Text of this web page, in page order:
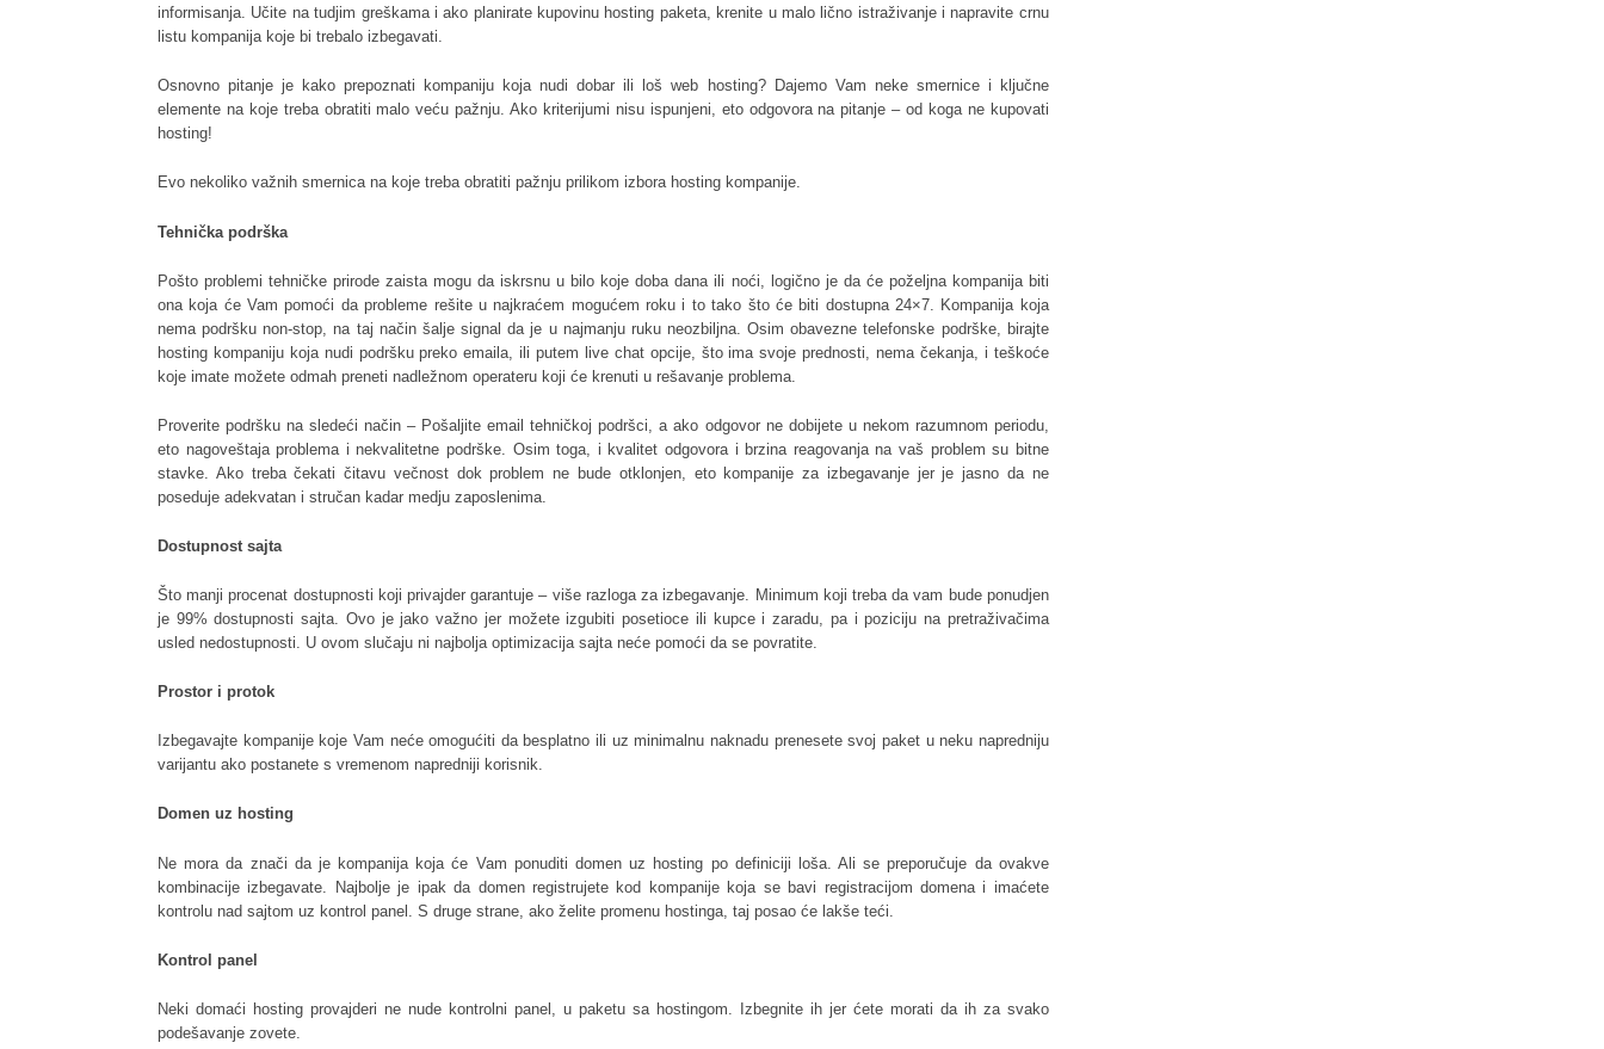
informisanja. Učite na tudjim greškama i ako planirate kupovinu hosting paketa, krenite u malo lično istraživanje i napravite crnu
listu kompanija koje bi trebalo izbegavati.
Osnovno pitanje je kako prepoznati kompaniju koja nudi dobar ili loš web hosting? Dajemo Vam neke smernice i ključne
elemente na koje treba obratiti malo veću pažnju. Ako kriterijumi nisu ispunjeni, eto odgovora na pitanje – od koga ne kupovati
hosting!
Evo nekoliko važnih smernica na koje treba obratiti pažnju prilikom izbora hosting kompanije.
Tehnička podrška
Pošto problemi tehničke prirode zaista mogu da iskrsnu u bilo koje doba dana ili noći, logično je da će poželjna kompanija biti
ona koja će Vam pomoći da probleme rešite u najkraćem mogućem roku i to tako što će biti dostupna 24×7. Kompanija koja
nema podršku non-stop, na taj način šalje signal da je u najmanju ruku neozbiljna. Osim obavezne telefonske podrške, birajte
hosting kompaniju koja nudi podršku preko emaila, ili putem live chat opcije, što ima svoje prednosti, nema čekanja, i teškoće
koje imate možete odmah preneti nadležnom operateru koji će krenuti u rešavanje problema.
Proverite podršku na sledeći način – Pošaljite email tehničkoj podršci, a ako odgovor ne dobijete u nekom razumnom periodu,
eto nagoveštaja problema i nekvalitetne podrške. Osim toga, i kvalitet odgovora i brzina reagovanja na vaš problem su bitne
stavke. Ako treba čekati čitavu večnost dok problem ne bude otklonjen, eto kompanije za izbegavanje jer je jasno da ne
poseduje adekvatan i stručan kadar medju zaposlenima.
Dostupnost sajta
Što manji procenat dostupnosti koji privajder garantuje – više razloga za izbegavanje. Minimum koji treba da vam bude ponudjen
je 99% dostupnosti sajta. Ovo je jako važno jer možete izgubiti posetioce ili kupce i zaradu, pa i poziciju na pretraživačima
usled nedostupnosti. U ovom slučaju ni najbolja optimizacija sajta neće pomoći da se povratite.
Prostor i protok
Izbegavajte kompanije koje Vam neće omogućiti da besplatno ili uz minimalnu naknadu prenesete svoj paket u neku napredniju
varijantu ako postanete s vremenom napredniji korisnik.
Domen uz hosting
Ne mora da znači da je kompanija koja će Vam ponuditi domen uz hosting po definiciji loša. Ali se preporučuje da ovakve
kombinacije izbegavate. Najbolje je ipak da domen registrujete kod kompanije koja se bavi registracijom domena i imaćete
kontrolu nad sajtom uz kontrol panel. S druge strane, ako želite promenu hostinga, taj posao će lakše teći.
Kontrol panel
Neki domaći hosting provajderi ne nude kontrolni panel, u paketu sa hostingom. Izbegnite ih jer ćete morati da ih za svako
podešavanje zovete.